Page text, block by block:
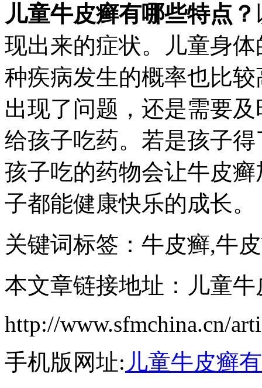
儿童牛皮癣有哪些特点？
现出来的症状。儿童身
种疾病发生的概率也比
出现了问题，还是需要
给孩子吃药。若是孩子
孩子吃的药物会让牛皮
子都能健康快乐的成长。
关键词标签：牛皮癣,牛
本文章链接地址：儿童
http://www.sfmchina.cn/
手机版网址: 儿童牛皮癣